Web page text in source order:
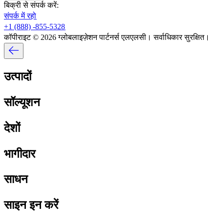
बिक्री से संपर्क करें:​​
संपर्क में रहो​​
+1 (888) -855-5328​​
कॉपीराइट © 2026 ग्लोबलाइज़ेशन पार्टनर्स एलएलसी। सर्वाधिकार सुरक्षित।​​
उत्पादों​​
सॉल्यूशन​​
देशों​​
भागीदार​​
साधन​​
साइन इन करें​​